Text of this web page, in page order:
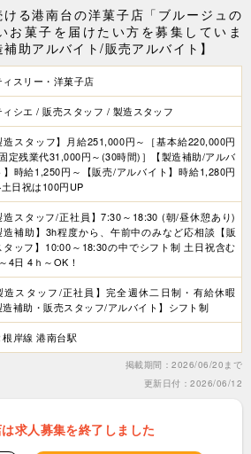
る港南台の洋菓子店「ブルージュの
お菓子を届けたい方を募集していま
助アルバイト/販売アルバイト】
ィスリー・洋菓子店
ィシエ / 販売スタッフ / 製造スタッフ
造スタッフ】月給251,000円～［基本給220,000円
定残業代31,000円～(30時間)］【製造補助/アルバ
】時給1,250円～【販売/アルバイト】時給1,280円
土日祝は100円UP
造スタッフ/正社員】7:30～18:30 (朝/昼休憩あり)
造補助】3h程度から、午前中のみなど応相談【販
タッフ】10:00～18:30の中でシフト制 土日祝含む
4日 4ｈ～OK！
造スタッフ/正社員】完全週休二日制・有給休暇
造補助・販売スタッフ/アルバイト】シフト制
根岸線 港南台駅
掲載期間：2026/06/20まで
更新日付：2026/06/12
求人募集を終了しました